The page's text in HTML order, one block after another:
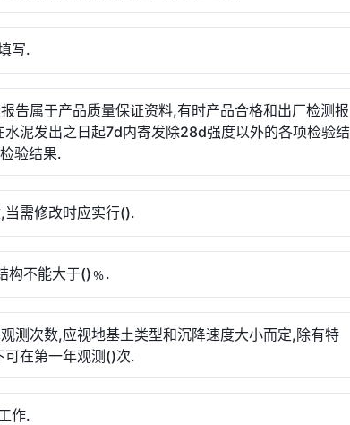
写.
告属于产品质量保证资料,有时产品合格和出厂检测报
水泥发出之日起7d内寄发除28d强度以外的各项检验结
验结果.
需修改时应实行().
构不能大于()﹪.
测次数,应视地基土类型和沉降速度大小而定,除有特
在第一年观测()次.
作.